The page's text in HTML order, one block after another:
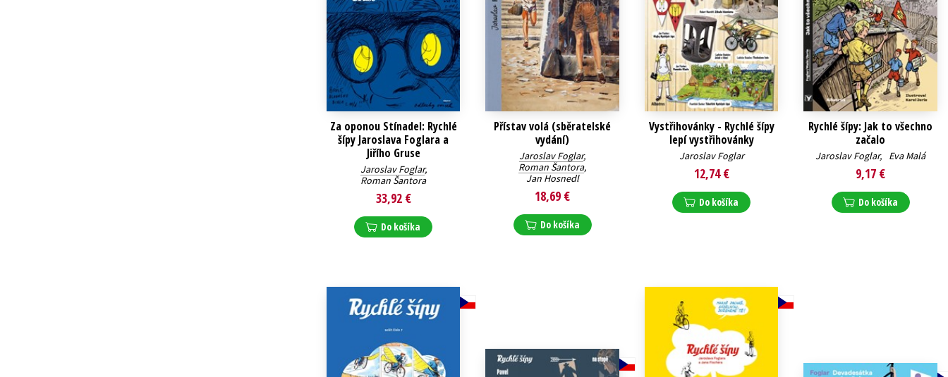
Za oponou Stínadel: Rychlé
šípy Jaroslava Foglara a
Jiřího Gruse
Jaroslav Foglar,
Roman Šantora
33,92 €
Do košíka
Přístav volá (sběratelské
vydání)
Jaroslav Foglar,
Roman Šantora,
Jan Hosnedl
18,69 €
Do košíka
Vystřihovánky - Rychlé šípy
lepí vystřihovánky
Jaroslav Foglar
12,74 €
Do košíka
Rychlé šípy: Jak to všechno
začalo
Jaroslav Foglar, Eva Malá
9,17 €
Do košíka